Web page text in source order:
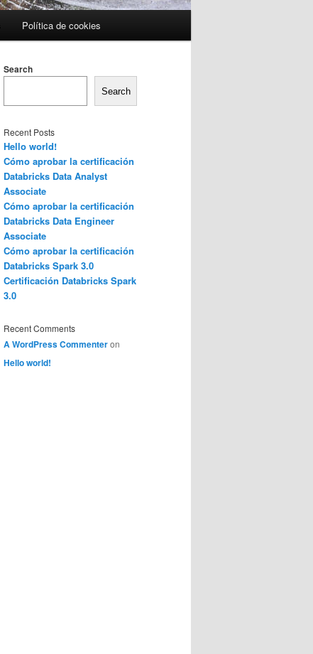
Política de cookies
Search
Search
Recent Posts
Hello world!
Cómo aprobar la certificación
Databricks Data Analyst
Associate
Cómo aprobar la certificación
Databricks Data Engineer
Associate
Cómo aprobar la certificación
Databricks Spark 3.0
Certificación Databricks Spark
3.0
Recent Comments
A WordPress Commenteron
Hello world!